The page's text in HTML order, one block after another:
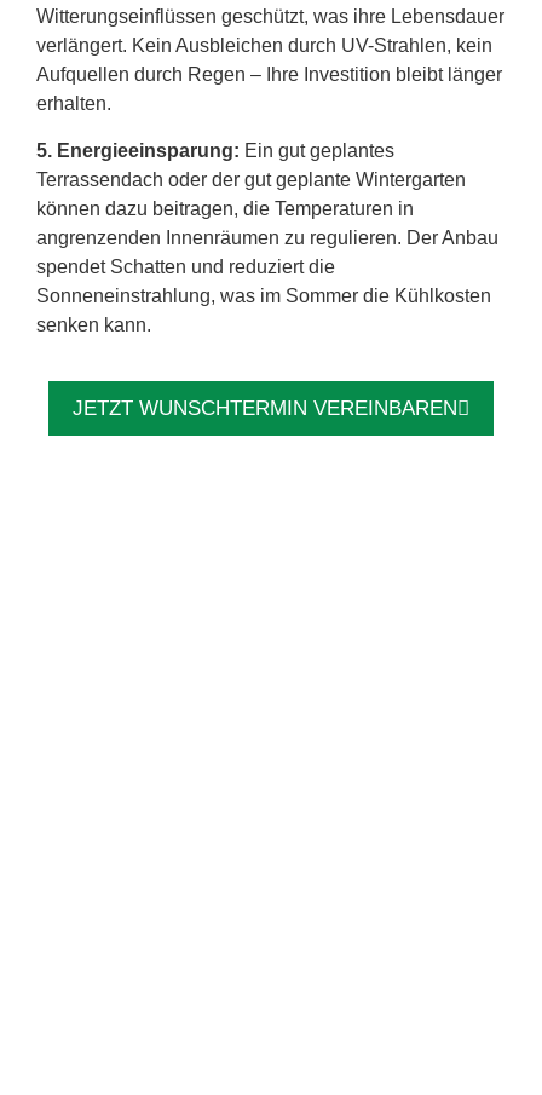
Witterungseinflüssen geschützt, was ihre Lebensdauer
verlängert. Kein Ausbleichen durch UV-Strahlen, kein
Aufquellen durch Regen – Ihre Investition bleibt länger
erhalten.
5. Energieeinsparung: Ein gut geplantes
Terrassendach oder der gut geplante Wintergarten
können dazu beitragen, die Temperaturen in
angrenzenden Innenräumen zu regulieren. Der Anbau
spendet Schatten und reduziert die
Sonneneinstrahlung, was im Sommer die Kühlkosten
senken kann.
JETZT WUNSCHTERMIN VEREINBAREN